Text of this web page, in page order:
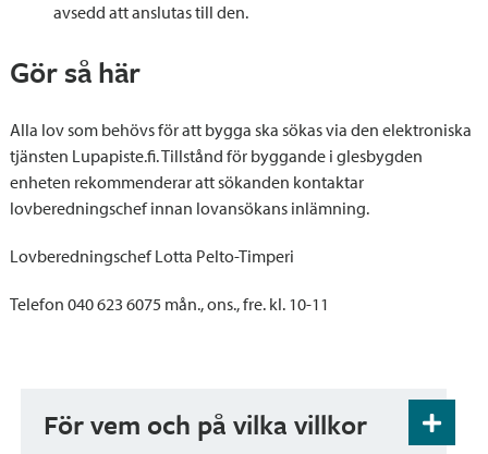
avsedd att anslutas till den.
Gör så här
Alla lov som behövs för att bygga ska sökas via den elektroniska
tjänsten Lupapiste.fi. Tillstånd för byggande i glesbygden
enheten rekommenderar att sökanden kontaktar
lovberedningschef innan lovansökans inlämning.
Lovberedningschef Lotta Pelto-Timperi
Telefon 040 623 6075 mån., ons., fre. kl. 10-11
För vem och på vilka villkor